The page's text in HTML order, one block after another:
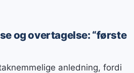
og overtagelse: “første
anledning, fordi